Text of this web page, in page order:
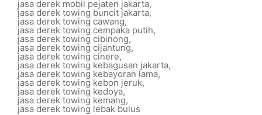
jasa derek mobil pejaten jakarta,
jasa derek towing buncit jakarta,
jasa derek towing cawang,
jasa derek towing cempaka putih,
jasa derek towing cibinong,
jasa derek towing cijantung,
jasa derek towing cinere,
jasa derek towing kebagusan jakarta,
jasa derek towing kebayoran lama,
jasa derek towing kebon jeruk,
jasa derek towing kedoya,
jasa derek towing kemang,
jasa derek towing lebak bulus